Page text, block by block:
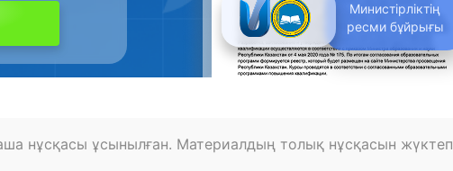
Министірліктің
ресми бұйрығы
нұсқасы ұсынылған. Материалдың толық нұсқасын жүктеп